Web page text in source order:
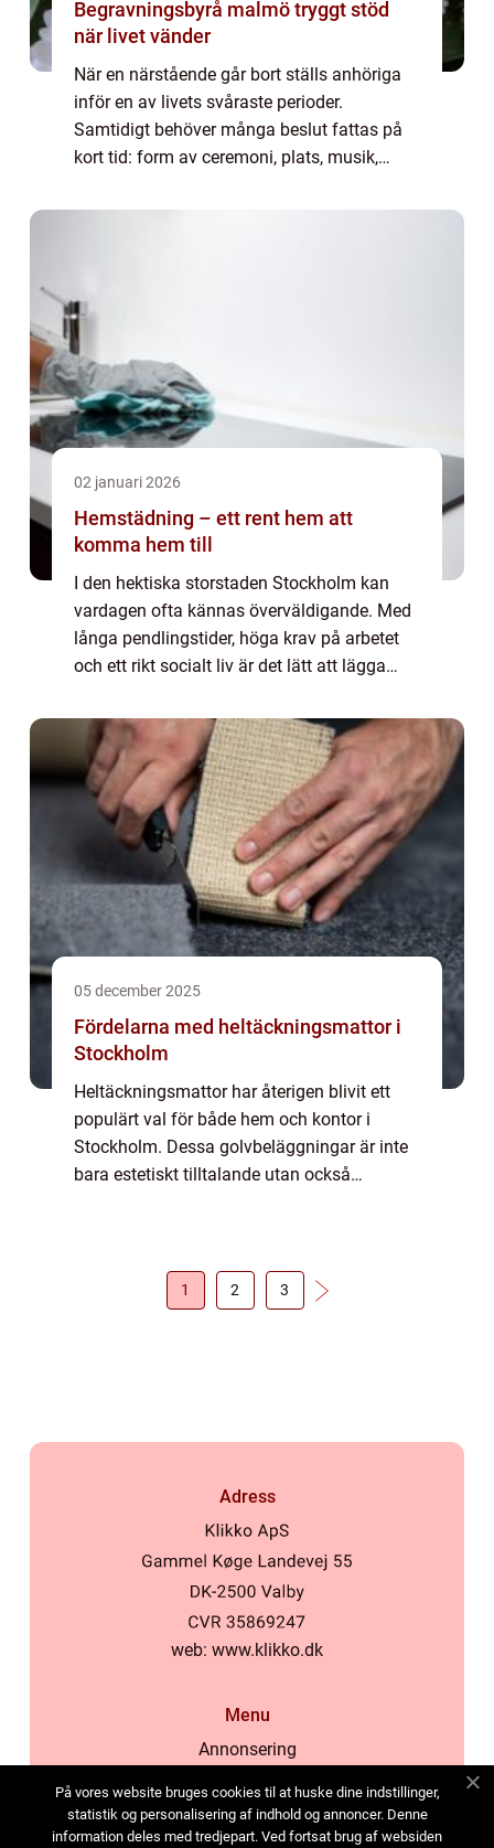
Begravningsbyrå malmö tryggt stöd
när livet vänder
När en närstående går bort ställs anhöriga
inför en av livets svåraste perioder.
Samtidigt behöver många beslut fattas på
kort tid: form av ceremoni, plats, musik,
begravningsbyrå i Malmö bli det
02 januari 2026
Hemstädning – ett rent hem att
komma hem till
I den hektiska storstaden Stockholm kan
vardagen ofta kännas överväldigande. Med
långa pendlingstider, höga krav på arbetet
och ett rikt socialt liv är det lätt att lägga
05 december 2025
Fördelarna med heltäckningsmattor i
Stockholm
Heltäckningsmattor har återigen blivit ett
populärt val för både hem och kontor i
Stockholm. Dessa golvbeläggningar är inte
bara estetiskt tilltalande utan också
1 2 3
Adress
web: www.klikko.dk
Menu
Annonsering
Cookies
Kontakta oss
På vores website bruges cookies til at huske dine indstillinger,
statistik og personalisering af indhold og annoncer. Denne
information deles med tredjepart. Ved fortsat brug af websiden